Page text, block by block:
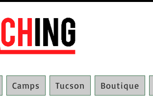
Camps Tucson Boutique